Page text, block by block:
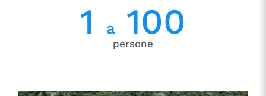
1 a 100
persone